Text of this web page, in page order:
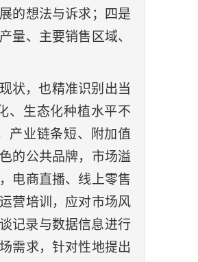
的想法与诉求；四是
量、主要销售区域、
状，也精准识别出当
、生态化种植水平不
产业链条短、附加值
的公共品牌，市场溢
电商直播、线上零售
营培训，应对市场风
记录与数据信息进行
需求，针对性地提出